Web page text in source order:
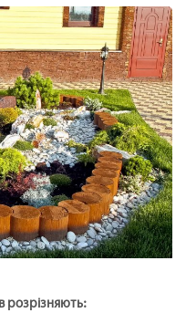
розрізняють: